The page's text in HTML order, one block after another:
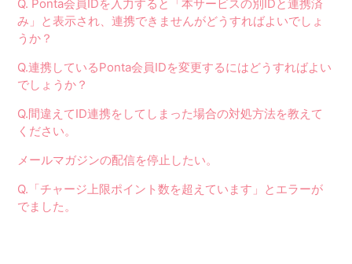
Q. Ponta会員IDを入力すると「本サービスの別IDと連携済
み」と表示され、連携できませんがどうすればよいでしょ
うか？
Q.連携しているPonta会員IDを変更するにはどうすればよい
でしょうか？
Q.間違えてID連携をしてしまった場合の対処方法を教えて
ください。
メールマガジンの配信を停止したい。
Q.「チャージ上限ポイント数を超えています」とエラーが
でました。